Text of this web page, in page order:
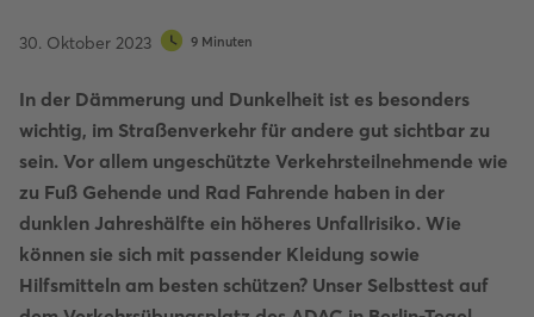
30. Oktober 2023 9 Minuten
In der Dämmerung und Dunkelheit ist es besonders
wichtig, im Straßenverkehr für andere gut sichtbar zu
sein. Vor allem ungeschützte Verkehrsteilnehmende wie
zu Fuß Gehende und Rad Fahrende haben in der
dunklen Jahreshälfte ein höheres Unfallrisiko. Wie
können sie sich mit passender Kleidung sowie
Hilfsmitteln am besten schützen? Unser Selbsttest auf